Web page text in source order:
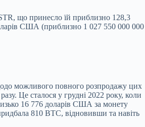
що принесло їй приблизно 128,3
США (приблизно 1 027 550 000 000
можливого повного розпродажу цих
Це сталося у грудні 2022 року, коли
16 776 доларів США за монету
810 BTC, відновивши та навіть